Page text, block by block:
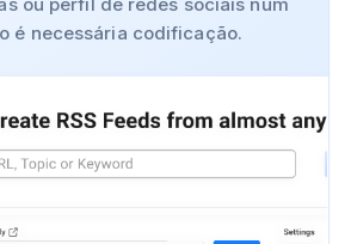
é necessária codificação.